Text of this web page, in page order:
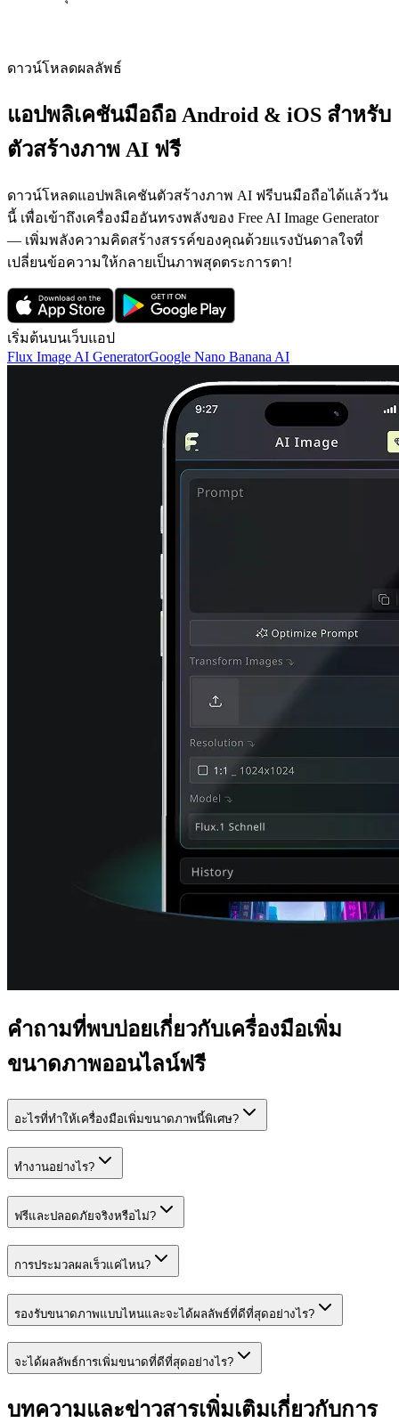
ดาวน์โหลดผลลัพธ์
แอปพลิเคชันมือถือ Android & iOS สำหรับ
ตัวสร้างภาพ AI ฟรี
ดาวน์โหลดแอปพลิเคชันตัวสร้างภาพ AI ฟรีบนมือถือได้แล้ววัน
นี้ เพื่อเข้าถึงเครื่องมืออันทรงพลังของ Free AI Image Generator
— เพิ่มพลังความคิดสร้างสรรค์ของคุณด้วยแรงบันดาลใจที่
เปลี่ยนข้อความให้กลายเป็นภาพสุดตระการตา!
เริ่มต้นบนเว็บแอป
Flux Image AI GeneratorGoogle Nano Banana AI
คำถามที่พบบ่อยเกี่ยวกับเครื่องมือเพิ่ม
ขนาดภาพออนไลน์ฟรี
อะไรที่ทำให้เครื่องมือเพิ่มขนาดภาพนี้พิเศษ?
ทำงานอย่างไร?
ฟรีและปลอดภัยจริงหรือไม่?
การประมวลผลเร็วแค่ไหน?
รองรับขนาดภาพแบบไหนและจะได้ผลลัพธ์ที่ดีที่สุดอย่างไร?
จะได้ผลลัพธ์การเพิ่มขนาดที่ดีที่สุดอย่างไร?
บทความและข่าวสารเพิ่มเติมเกี่ยวกับการ